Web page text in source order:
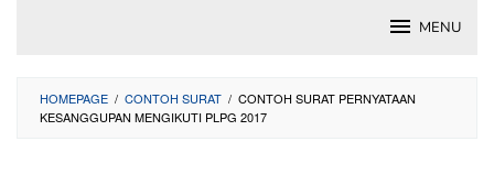
MENU
HOMEPAGE / CONTOH SURAT / CONTOH SURAT PERNYATAAN
KESANGGUPAN MENGIKUTI PLPG 2017